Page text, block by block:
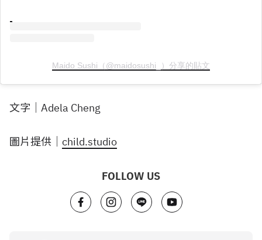
Maido Sushi（@maidosushi_）分享的貼文
文字｜Adela Cheng
圖片提供｜ child.studio
FOLLOW US